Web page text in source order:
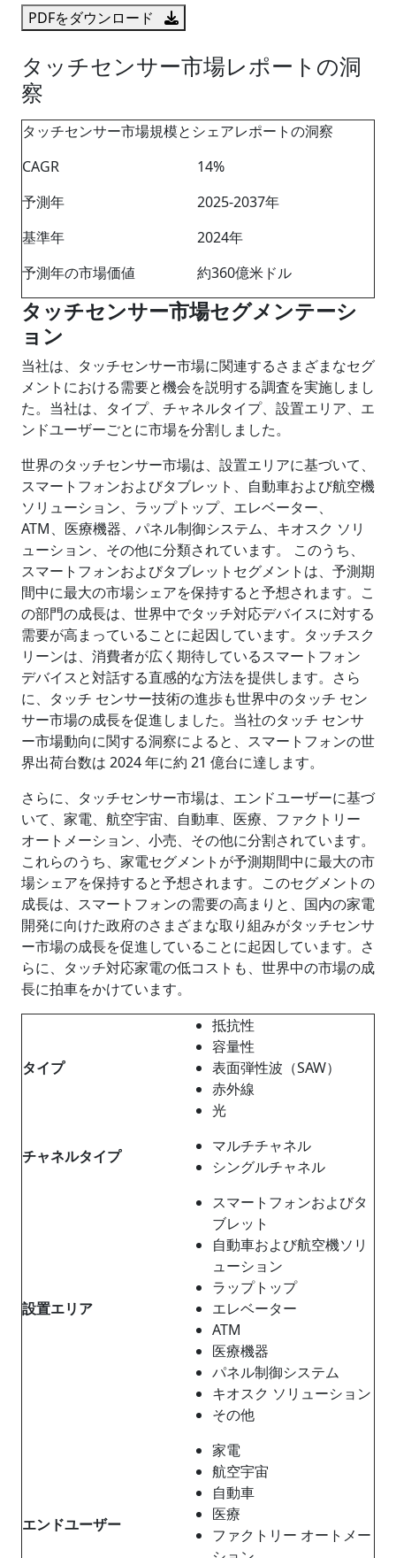
PDFをダウンロード
タッチセンサー市場レポートの洞
察
タッチセンサー市場規模とシェアレポートの洞察
CAGR
14%
予測年
2025-2037年
基準年
2024年
予測年の市場価値
約360億米ドル
タッチセンサー市場セグメンテーシ
ョン
当社は、タッチセンサー市場に関連するさまざまなセグ
メントにおける需要と機会を説明する調査を実施しまし
た。当社は、 タイプ、チャネルタイプ、設置エリア、エ
ンドユーザーごとに市場を分割しました。
世界のタッチセンサー市場は、設置エリアに基づいて、
スマートフォンおよびタブレット、自動車および航空機
ソリューション、ラップトップ、エレベーター、
ATM、医療機器、パネル制御システム、キオスク ソリ
ューション、その他に分類されています。 このうち、
スマートフォンおよびタブレットセグメントは、予測期
間中に最大の市場シェアを保持すると予想されます。こ
の部門の成長は、世界中でタッチ対応デバイスに対する
需要が高まっていることに起因しています。タッチスク
リーンは、消費者が広く期待しているスマートフォン
デバイスと対話する直感的な方法を提供します。さら
に、タッチ センサー技術の進歩も世界中のタッチ セン
サー市場の成長を促進しました。当社のタッチ センサ
ー市場動向に関する洞察によると、スマートフォンの世
界出荷台数は 2024 年に約 21 億台に達します。
さらに、タッチセンサー市場は、エンドユーザーに基づ
いて、家電、航空宇宙、自動車、医療、ファクトリー
オートメーション、小売、その他に分割されています。
これらのうち、家電セグメントが予測期間中に最大の市
場シェアを保持すると予想されます。このセグメントの
成長は、スマートフォンの需要の高まりと、国内の家電
開発に向けた政府のさまざまな取り組みがタッチセンサ
ー市場の成長を促進していることに起因しています。さ
らに、タッチ対応家電の低コストも、世界中の市場の成
長に拍車をかけています。
タイプ
抵抗性
容量性
表面弾性波（SAW）
赤外線
光
チャネルタイプ
マルチチャネル
シングルチャネル
設置エリア
スマートフォンおよびタ
ブレット
自動車および航空機ソリ
ューション
ラップトップ
エレベーター
ATM
医療機器
パネル制御システム
キオスク ソリューション
その他
エンドユーザー
家電
航空宇宙
自動車
医療
ファクトリー オートメー